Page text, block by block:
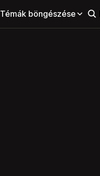
Témák böngészése